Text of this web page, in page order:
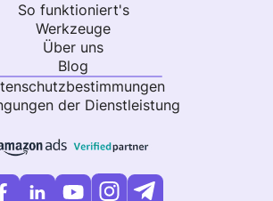
So funktioniert's
Werkzeuge
Über uns
Blog
der Dienstleistung